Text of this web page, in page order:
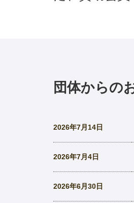
団体からの
2026年7月14日
2026年7月4日
2026年6月30日